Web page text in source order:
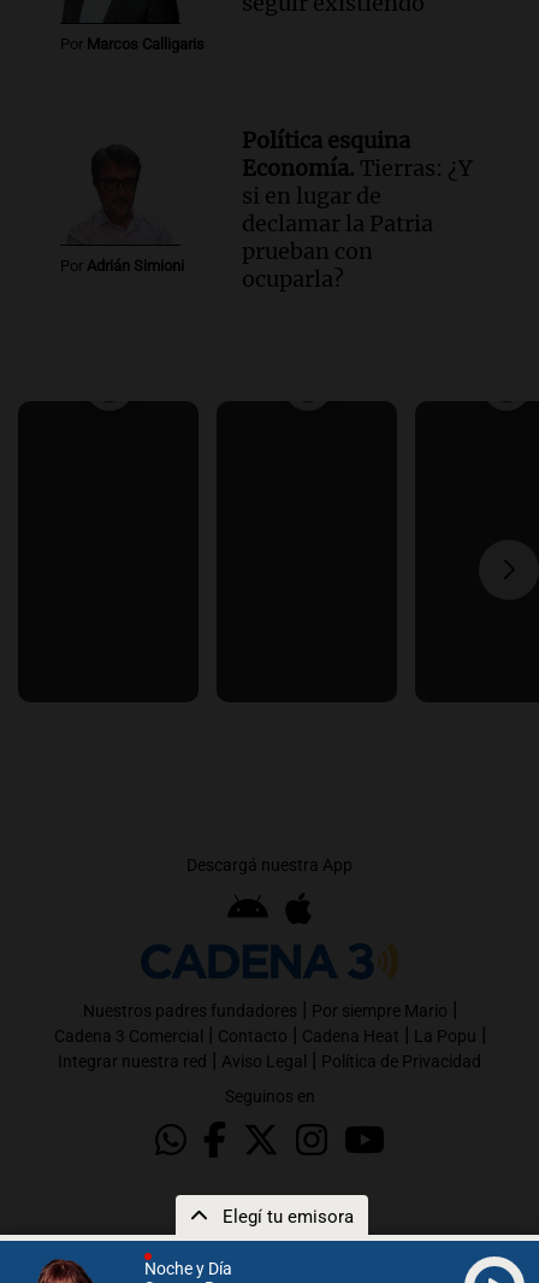
Noche y Día
Elegí tu emisora
Por Marcos Calligaris
Por Adrián Simioni
Política esquina
Economía. Tierras: ¿Y
si en lugar de
declamar la Patria
prueban con
ocuparla?
Descargá nuestra App
Nuestros padres fundadores | Por siempre Mario |
Cadena 3 Comercial | Contacto | Cadena Heat | La Popu |
Integrar nuestra red | Aviso Legal | Política de Privacidad
Seguinos en